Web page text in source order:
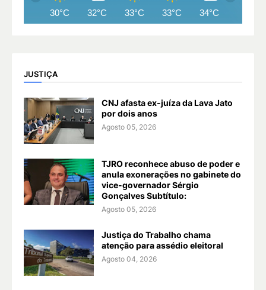
30°C 32°C 33°C 33°C 34°C
JUSTIÇA
CNJ afasta ex-juíza da Lava Jato
por dois anos
Agosto 05, 2026
TJRO reconhece abuso de poder e
anula exonerações no gabinete do
vice-governador Sérgio
Gonçalves Subtítulo:
Agosto 05, 2026
Justiça do Trabalho chama
atenção para assédio eleitoral
Agosto 04, 2026